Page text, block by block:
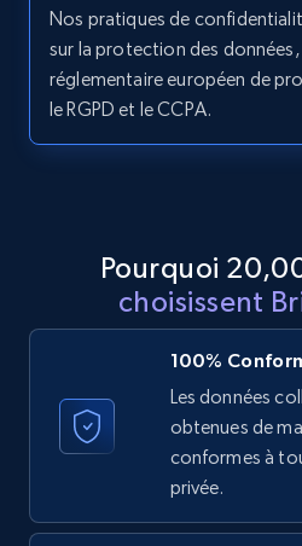
LinkedIn posts - Discover
URL
11.3K+ 1.5K+
LinkedIn posts - Discover
company URL
URL, ID, User id, Use url,
text, Date posted, and more.
Nos pratiques de
sur la protection des
réglementaire européen de
le RGPD et le CCPA.
Pourquoi
choisissent
100%
Les données
obtenues de
conformes à
privée.